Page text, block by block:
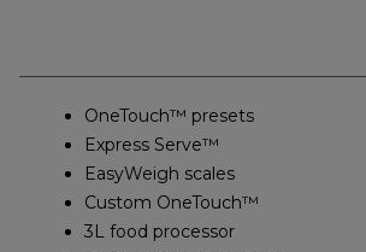
OneTouch™ presets
Express Serve™
EasyWeigh scales
Custom OneTouch™
3L food processor